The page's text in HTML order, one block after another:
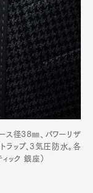
ス径38㎜、パワーリザ
ラップ、3気圧防水。各
ック 銀座）